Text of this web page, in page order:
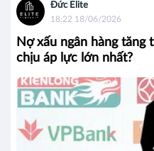
Đức Elite
18:22 18/06/2026
Nợ xấu ngân hàng tăng
chịu áp lực lớn nhất?